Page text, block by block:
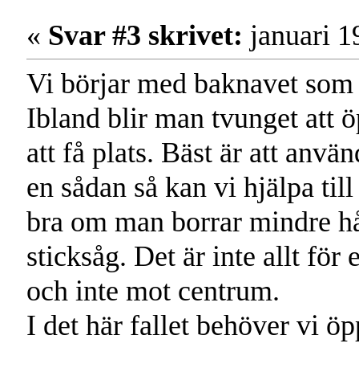
« Svar #3 skrivet: januari
Vi börjar med baknavet
Ibland blir man tvunget att
att få plats. Bäst är att
en sådan så kan vi hjälpa
bra om man borrar mindre
sticksåg. Det är inte allt för
och inte mot centrum.
I det här fallet behöver vi